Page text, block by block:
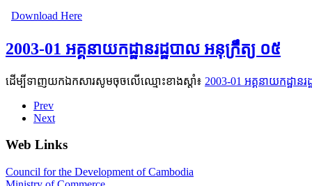
Download Here
2003-01 អគ្គនាយកដ្ឋានរដ្ឋបាល អនុក្រឹត្យ ០៥
ដើម្បីទាញយកឯកសារសូមចុចលើឈ្មោះខាងស្តាំ៖ 2003-01 អគ្គនាយកដ្ឋាន
Prev
Next
Web Links
Council for the Development of Cambodia